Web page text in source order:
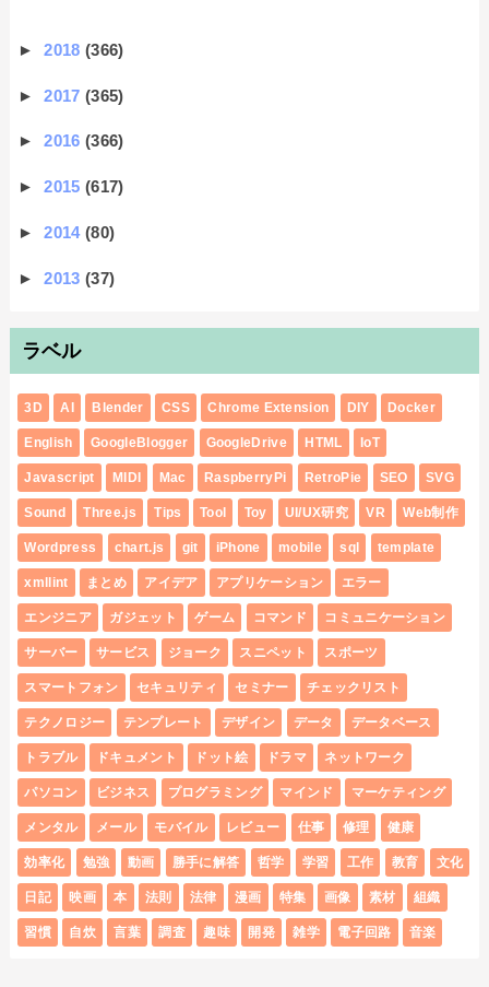
►2018(366)
►2017(365)
►2016(366)
►2015(617)
►2014(80)
►2013(37)
ラベル
3D AI Blender CSS Chrome Extension DIY Docker
English GoogleBlogger GoogleDrive HTML IoT
Javascript MIDI Mac RaspberryPi RetroPie SEO SVG
Sound Three.js Tips Tool Toy UI/UX研究 VR Web制作
Wordpress chart.js git iPhone mobile sql template
xmllint まとめ アイデア アプリケーション エラー
エンジニア ガジェット ゲーム コマンド コミュニケーション
サーバー サービス ジョーク スニペット スポーツ
スマートフォン セキュリティ セミナー チェックリスト
テクノロジー テンプレート デザイン データ データベース
トラブル ドキュメント ドット絵 ドラマ ネットワーク
パソコン ビジネス プログラミング マインド マーケティング
メンタル メール モバイル レビュー 仕事 修理 健康
効率化 勉強 動画 勝手に解答 哲学 学習 工作 教育 文化
日記 映画 本 法則 法律 漫画 特集 画像 素材 組織
習慣 自炊 言葉 調査 趣味 開発 雑学 電子回路 音楽